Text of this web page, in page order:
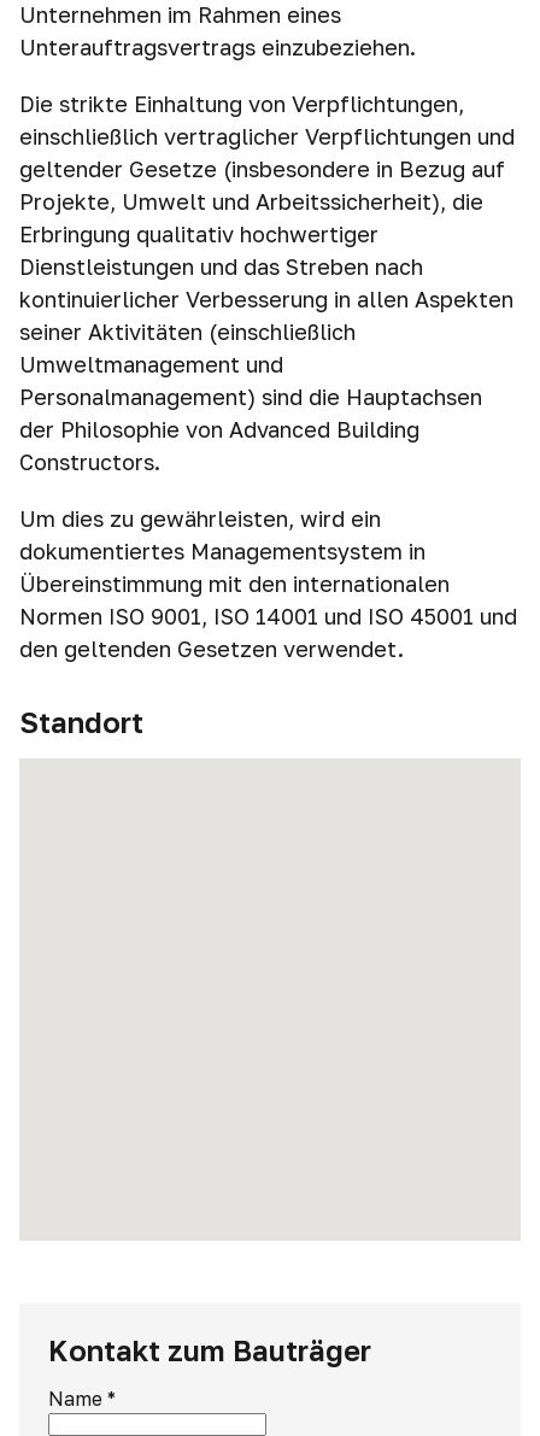
Unternehmen im Rahmen eines
Unterauftragsvertrags einzubeziehen.
Die strikte Einhaltung von Verpflichtungen,
einschließlich vertraglicher Verpflichtungen und
geltender Gesetze (insbesondere in Bezug auf
Projekte, Umwelt und Arbeitssicherheit), die
Erbringung qualitativ hochwertiger
Dienstleistungen und das Streben nach
kontinuierlicher Verbesserung in allen Aspekten
seiner Aktivitäten (einschließlich
Umweltmanagement und
Personalmanagement) sind die Hauptachsen
der Philosophie von Advanced Building
Constructors.
Um dies zu gewährleisten, wird ein
dokumentiertes Managementsystem in
Übereinstimmung mit den internationalen
Normen ISO 9001, ISO 14001 und ISO 45001 und
den geltenden Gesetzen verwendet.
Standort
Kontakt zum Bauträger
Name *